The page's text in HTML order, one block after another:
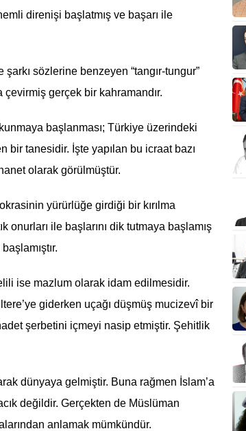
direnişi başlatmış ve başarı ile
sözlerine benzeyen “tangır-tungur”
gerçek bir kahramandır.
başlanması; Türkiye üzerindeki
bir tanesidir. İşte yapılan bu icraat bazı
olarak görülmüştür.
yürürlüğe girdiği bir kırılma
onurları ile başlarını dik tutmaya başlamış
ise mazlum olarak idam edilmesidir.
giderken uçağı düşmüş mucizevî bir
şerbetini içmeyi nasip etmiştir. Şehitlik
dünyaya gelmiştir. Buna rağmen İslam’a
değildir. Gerçekten de Müslüman
anlamak mümkündür.